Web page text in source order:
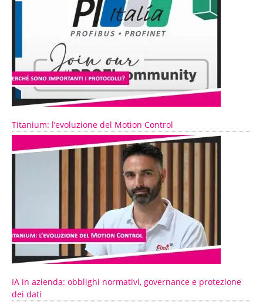
Titanium: l’evoluzione del Motion Control
IA in azienda: obblighi normativi, governance e protezione
dei dati